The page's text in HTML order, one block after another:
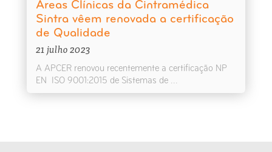
Áreas Clínicas da Cintramédica
Sintra vêem renovada a certificação
de Qualidade
21 julho 2023
A APCER renovou recentemente a certificação NP
EN ISO 9001:2015 de Sistemas de ...